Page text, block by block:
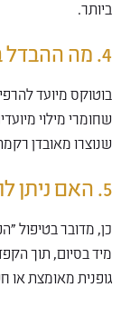
ביותר.
4. מה ההבדל בין בוטוקס לבין חומרי מילוי?
בוטוקס מיועד
שחומרי מילוי
שנוצרו מאובדן
5. האם ניתן לחזור לשגרה מיד לאחר הטיפול?
כן, מדובר בטיפול
מיד בסיום, תוך
גופנית מאומצת או חשיפה